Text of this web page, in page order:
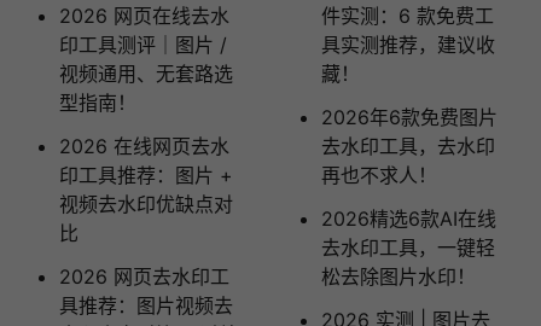
2026 网页在线去水
印工具测评｜图片 /
视频通用、无套路选
型指南！
2026 在线网页去水
印工具推荐：图片 +
视频去水印优缺点对
比
2026 网页去水印工
具推荐：图片视频去
件实测：6 款免费工
具实测推荐，建议收
藏！
2026年6款免费图片
去水印工具，去水印
再也不求人！
2026精选6款AI在线
去水印工具，一键轻
松去除图片水印！
2026 实测 | 图片去